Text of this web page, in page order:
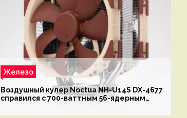
Железо
Воздушный кулер Noctua NH-U14S DX-4677
справился с 700-ваттным 56-ядерным